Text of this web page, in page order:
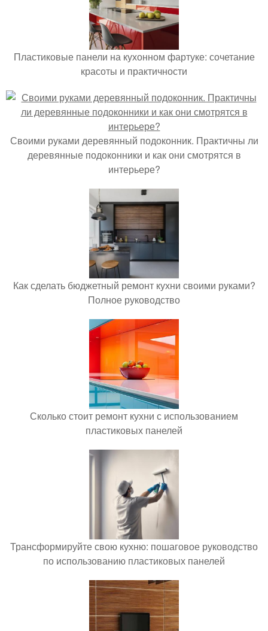
Пластиковые панели на кухонном фартуке: сочетание
красоты и практичности
Своими руками деревянный подоконник. Практичны ли
деревянные подоконники и как они смотрятся в
интерьере?
Как сделать бюджетный ремонт кухни своими руками?
Полное руководство
Сколько стоит ремонт кухни с использованием
пластиковых панелей
Трансформируйте свою кухню: пошаговое руководство
по использованию пластиковых панелей